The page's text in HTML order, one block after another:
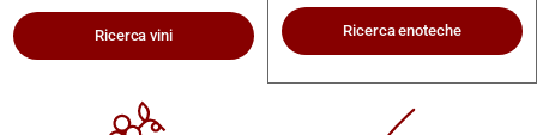
Ricerca vini Ricerca enoteche